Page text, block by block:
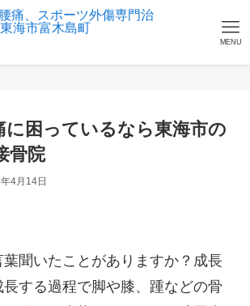
MENU
に困っているなら東海市の
骨院
4月14日
葉聞いたことがありますか？成長
する過程で脚や膝、踵などの骨